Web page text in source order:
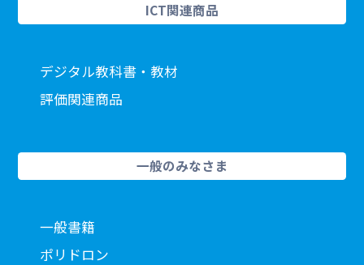
ICT関連商品
デジタル教科書・教材
評価関連商品
一般のみなさま
一般書籍
ポリドロン